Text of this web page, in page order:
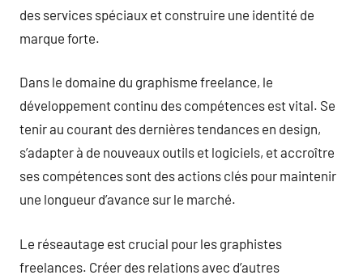
des services spéciaux et construire une identité de
marque forte.
Dans le domaine du graphisme freelance, le
développement continu des compétences est vital. Se
tenir au courant des dernières tendances en design,
s’adapter à de nouveaux outils et logiciels, et accroître
ses compétences sont des actions clés pour maintenir
une longueur d’avance sur le marché.
Le réseautage est crucial pour les graphistes
freelances. Créer des relations avec d’autres